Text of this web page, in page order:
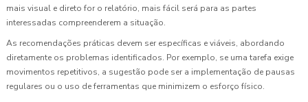
mais visual e direto for o relatório, mais fácil será para as partes
interessadas compreenderem a situação.
As recomendações práticas devem ser específicas e viáveis, abordando
diretamente os problemas identificados. Por exemplo, se uma tarefa exige
movimentos repetitivos, a sugestão pode ser a implementação de pausas
regulares ou o uso de ferramentas que minimizem o esforço físico.